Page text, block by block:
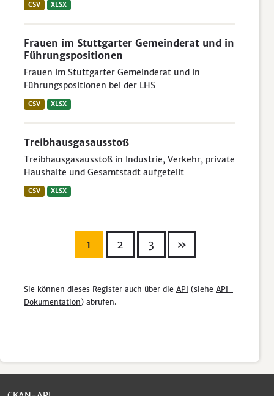
CSV XLSX
Frauen im Stuttgarter Gemeinderat und in
Führungspositionen
Frauen im Stuttgarter Gemeinderat und in
Führungspositionen bei der LHS
CSV XLSX
Treibhausgasausstoß
Treibhausgasausstoß in Industrie, Verkehr, private
Haushalte und Gesamtstadt aufgeteilt
CSV XLSX
1 2 3 »
Sie können dieses Register auch über die API (siehe API-
Dokumentation) abrufen.